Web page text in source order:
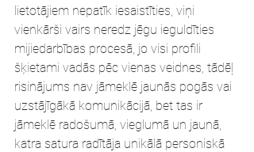
lietotājiem nepatīk iesaistīties, viņi
vienkārši vairs neredz jēgu ieguldīties
mijiedarbības procesā, jo visi profili
šķietami vadās pēc vienas veidnes, tādēļ
risinājums nav jāmeklē jaunās pogās vai
uzstājīgākā komunikācijā, bet tas ir
jāmeklē radošumā, vieglumā un jaunā,
katra satura radītāja unikālā personiskā